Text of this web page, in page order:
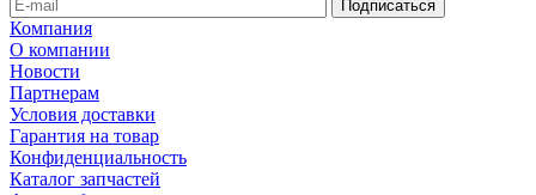
Компания
О компании
Новости
Партнерам
Условия доставки
Гарантия на товар
Конфиденциальность
Каталог запчастей